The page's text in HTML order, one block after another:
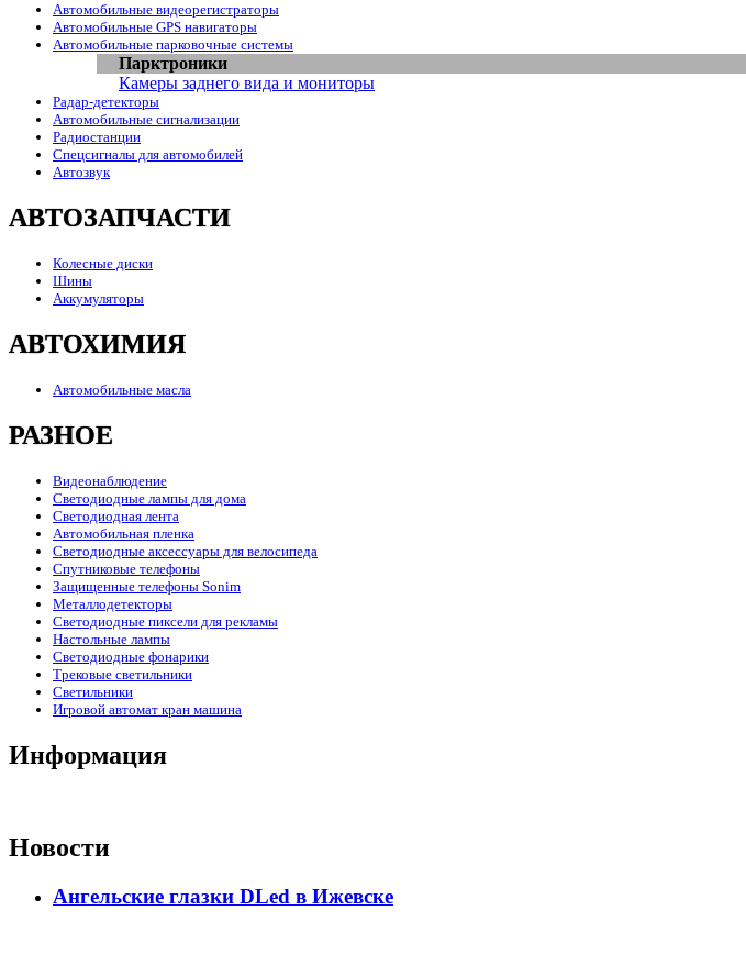
Автомобильные видеорегистраторы
Автомобильные GPS навигаторы
Автомобильные парковочные системы
Парктроники
Камеры заднего вида и мониторы
Радар-детекторы
Автомобильные сигнализации
Радиостанции
Спецсигналы для автомобилей
Автозвук
АВТОЗАПЧАСТИ
Колесные диски
Шины
Аккумуляторы
АВТОХИМИЯ
Автомобильные масла
РАЗНОЕ
Видеонаблюдение
Светодиодные лампы для дома
Светодиодная лента
Автомобильная пленка
Светодиодные аксессуары для велосипеда
Спутниковые телефоны
Защищенные телефоны Sonim
Металлодетекторы
Светодиодные пиксели для рекламы
Настольные лампы
Светодиодные фонарики
Трековые светильники
Светильники
Игровой автомат кран машина
Информация
Новости
Ангельские глазки DLed в Ижевске